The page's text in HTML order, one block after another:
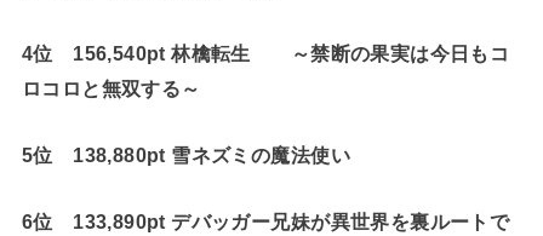
4位 156,540pt 林檎転生 ～禁断の果実は今日もコ
ロコロと無双する～
5位 138,880pt 雪ネズミの魔法使い
6位 133,890pt デバッガー兄妹が異世界を裏ルートで